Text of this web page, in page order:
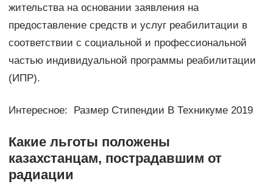
жительства на основании заявления на
предоставление средств и услуг реабилитации в
соответствии с социальной и профессиональной
частью индивидуальной программы реабилитации
(ИПР).
Интересное: Размер Стипендии В Техникуме 2019
Какие льготы положены
казахстанцам, пострадавшим от
радиации